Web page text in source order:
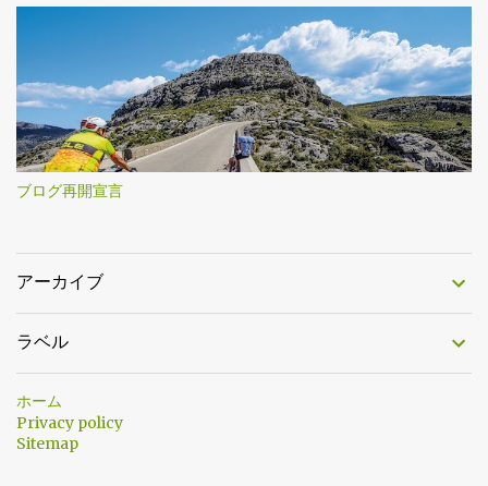
ブログ再開宣言
アーカイブ
ラベル
ホーム
Privacy policy
Sitemap